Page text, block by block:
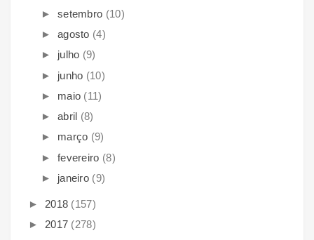
► setembro (10)
► agosto (4)
► julho (9)
► junho (10)
► maio (11)
► abril (8)
► março (9)
► fevereiro (8)
► janeiro (9)
► 2018 (157)
► 2017 (278)